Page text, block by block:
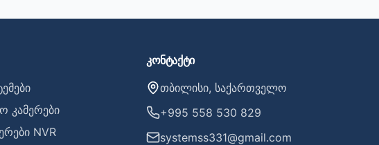
კამერები
NVR
კონტაქტი
თბილისი, საქართველო
+995 558 530 829
systemss331@gmail.com